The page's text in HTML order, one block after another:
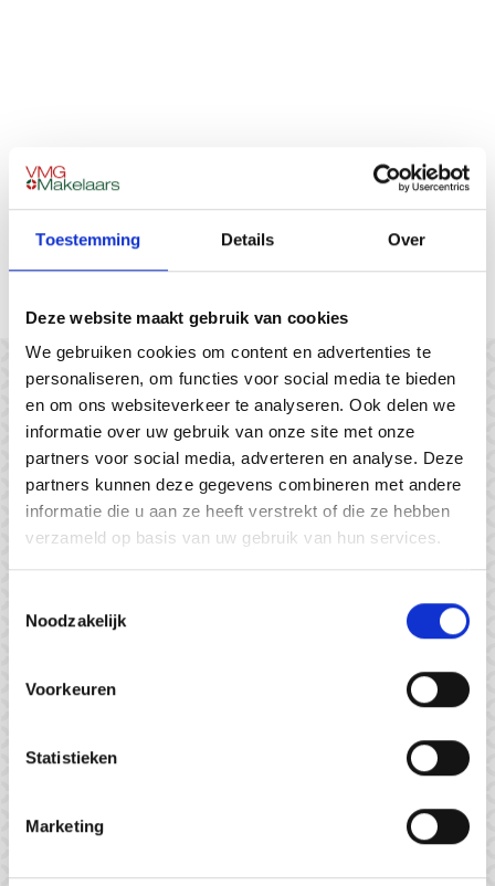
Toestemming Details Over
Deze website maakt gebruik van cookies
We gebruiken cookies om content en advertenties te
personaliseren, om functies voor social media te bieden
en om ons websiteverkeer te analyseren. Ook delen we
informatie over uw gebruik van onze site met onze
partners voor social media, adverteren en analyse. Deze
partners kunnen deze gegevens combineren met andere
informatie die u aan ze heeft verstrekt of die ze hebben
verzameld op basis van uw gebruik van hun services.
Noodzakelijk
Voorkeuren
Statistieken
Marketing
Wij komen geheel vrijblijvend bij
u langs
Bent u op zoek naar professionele aankoopbegeleiding
voor uw droomhuis? Maak dan nu een afspraak voor een
en adviseren bij het succesvol aankopen van uw nieuwe
woning. Tijdens het gesprek zullen wij uw specifieke
wensen en behoeften in kaart brengen en u uitgebreid
informeren over onze dienstverlening. Neem vandaag
voor u kan betekenen in het aankoopproces van uw
Maak een vrijblijvende afspraak